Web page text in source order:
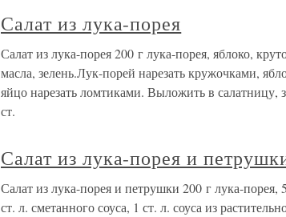
Салат из лука-порея
Салат из лука-порея 200 г лука-порея, яблоко,
масла, зелень.Лук-порей нарезать кружочками,
яйцо нарезать ломтиками. Выложить в салатницу,
ст.
Салат из лука-порея и
Салат из лука-порея и петрушки 200 г лука-
ст. л. сметанного соуса, 1 ст. л. соуса из